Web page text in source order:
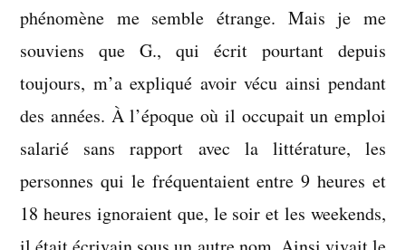
phénomène me semble étrange. Mais je me
souviens que G., qui écrit pourtant depuis
toujours, m’a expliqué avoir vécu ainsi pendant
des années. À l’époque où il occupait un emploi
salarié sans rapport avec la littérature, les
personnes qui le fréquentaient entre 9 heures et
18 heures ignoraient que, le soir et les weekends,